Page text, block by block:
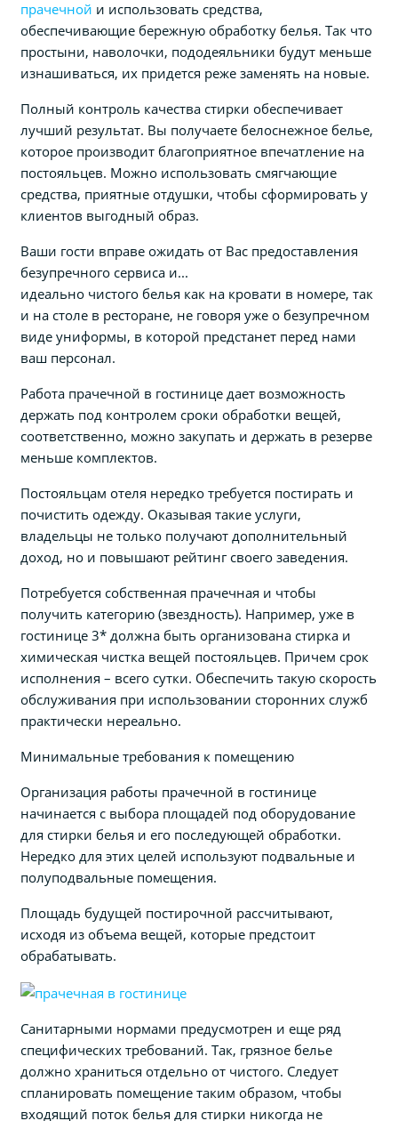
прачечной и использовать средства,
обеспечивающие бережную обработку белья. Так что
простыни, наволочки, пододеяльники будут меньше
изнашиваться, их придется реже заменять на новые.
Полный контроль качества стирки обеспечивает
лучший результат. Вы получаете белоснежное белье,
которое производит благоприятное впечатление на
постояльцев. Можно использовать смягчающие
средства, приятные отдушки, чтобы сформировать у
клиентов выгодный образ.
Ваши гости вправе ожидать от Вас предоставления
безупречного сервиса и...
идеально чистого белья как на кровати в номере, так
и на столе в ресторане, не говоря уже о безупречном
виде униформы, в которой предстанет перед нами
ваш персонал.
Работа прачечной в гостинице дает возможность
держать под контролем сроки обработки вещей,
соответственно, можно закупать и держать в резерве
меньше комплектов.
Постояльцам отеля нередко требуется постирать и
почистить одежду. Оказывая такие услуги,
владельцы не только получают дополнительный
доход, но и повышают рейтинг своего заведения.
Потребуется собственная прачечная и чтобы
получить категорию (звездность). Например, уже в
гостинице 3* должна быть организована стирка и
химическая чистка вещей постояльцев. Причем срок
исполнения – всего сутки. Обеспечить такую скорость
обслуживания при использовании сторонних служб
практически нереально.
Минимальные требования к помещению
Организация работы прачечной в гостинице
начинается с выбора площадей под оборудование
для стирки белья и его последующей обработки.
Нередко для этих целей используют подвальные и
полуподвальные помещения.
Площадь будущей постирочной рассчитывают,
исходя из объема вещей, которые предстоит
обрабатывать.
Санитарными нормами предусмотрен и еще ряд
специфических требований. Так, грязное белье
должно храниться отдельно от чистого. Следует
спланировать помещение таким образом, чтобы
входящий поток белья для стирки никогда не